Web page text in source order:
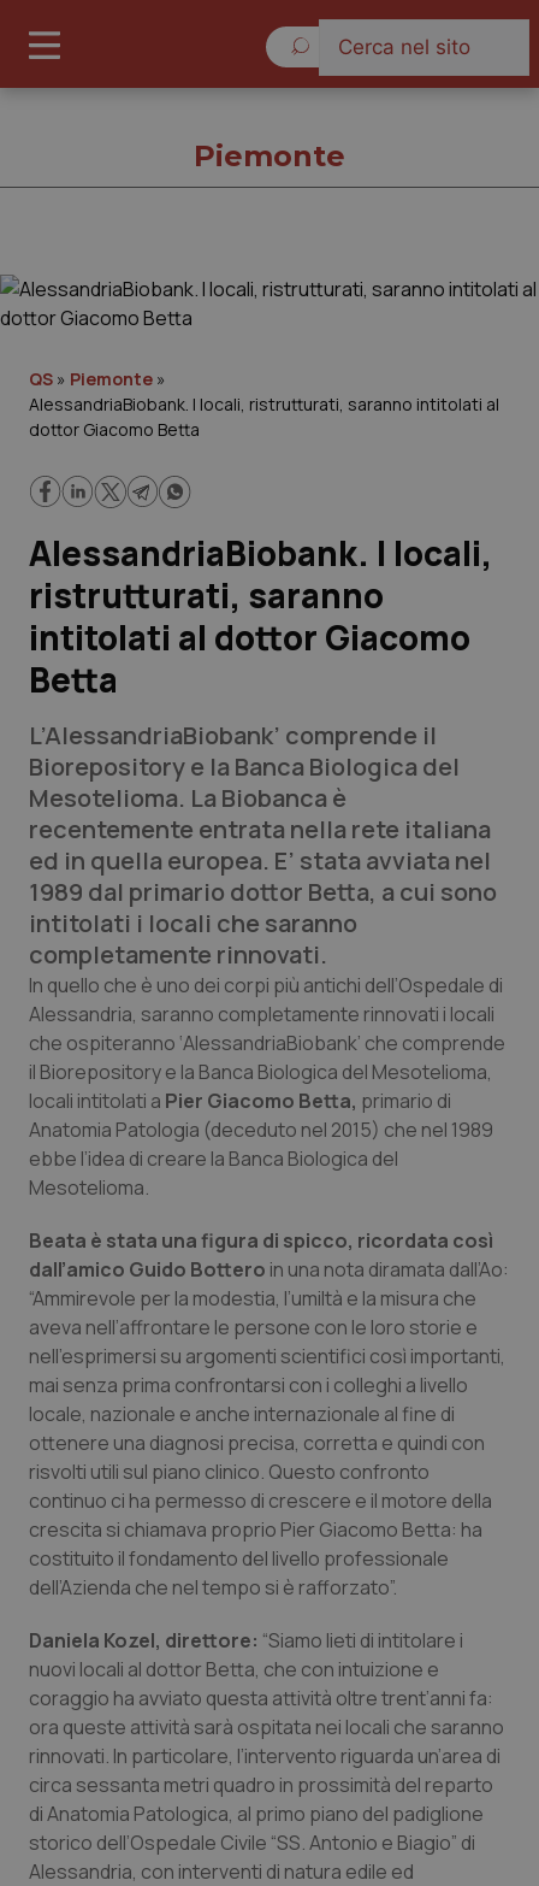
Governo e Parlamento
Regioni e Asl
Lavoro e Professioni
Scienza e Farmaci
Studi e Analisi
Lettere al direttore
Edizioni Regionali
QS Pro
Professionisti Sanitari.AI
Abruzzo
Basilicata
Calabria
Campania
Friuli Venezia Giulia
Lazio
Liguria
Lombardia
Marche
Molise
Piemonte
Provincia Autonoma di Bolzano
Provincia Autonoma di Trento
Puglia
QS Pro Gold
Artrite & artrosi
Asma & BPCO
Car-T
Dermatite Atopica
Diabete & glucometri
Disturbi dell’umore
Dolore
Donna & Salute
Epatiti
HIV
Infezioni & Febbre
Ipertensione & Scompenso
Malattie rare
QS Club Newsletter
Piemonte
QS » Piemonte »
AlessandriaBiobank. I locali, ristrutturati, saranno intitolati al
dottor Giacomo Betta
AlessandriaBiobank. I locali,
ristrutturati, saranno
intitolati al dottor Giacomo
Betta
L’AlessandriaBiobank’ comprende il
Biorepository e la Banca Biologica del
Mesotelioma. La Biobanca è
recentemente entrata nella rete italiana
ed in quella europea. E’ stata avviata nel
1989 dal primario dottor Betta, a cui sono
intitolati i locali che saranno
completamente rinnovati.
In quello che è uno dei corpi più antichi dell’Ospedale di
Alessandria, saranno completamente rinnovati i locali
che ospiteranno ‘AlessandriaBiobank’ che comprende
il Biorepository e la Banca Biologica del Mesotelioma,
locali intitolati a Pier Giacomo Betta, primario di
Anatomia Patologia (deceduto nel 2015) che nel 1989
ebbe l’idea di creare la Banca Biologica del
Mesotelioma.
Beata è stata una figura di spicco, ricordata così
dall’amico Guido Bottero in una nota diramata dall’Ao:
“Ammirevole per la modestia, l’umiltà e la misura che
aveva nell’affrontare le persone con le loro storie e
nell’esprimersi su argomenti scientifici così importanti,
mai senza prima confrontarsi con i colleghi a livello
locale, nazionale e anche internazionale al fine di
ottenere una diagnosi precisa, corretta e quindi con
risvolti utili sul piano clinico. Questo confronto
continuo ci ha permesso di crescere e il motore della
crescita si chiamava proprio Pier Giacomo Betta: ha
costituito il fondamento del livello professionale
dell’Azienda che nel tempo si è rafforzato”.
Daniela Kozel, direttore: “Siamo lieti di intitolare i
nuovi locali al dottor Betta, che con intuizione e
coraggio ha avviato questa attività oltre trent’anni fa:
ora queste attività sarà ospitata nei locali che saranno
rinnovati. In particolare, l’intervento riguarda un’area di
circa sessanta metri quadro in prossimità del reparto
di Anatomia Patologica, al primo piano del padiglione
storico dell’Ospedale Civile “SS. Antonio e Biagio” di
Alessandria, con interventi di natura edile ed